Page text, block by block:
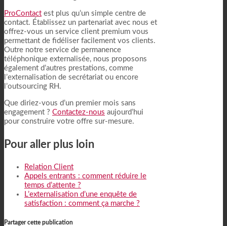
ProContact est plus qu’un simple centre de
contact. Établissez un partenariat avec nous et
offrez-vous un service client premium vous
permettant de fidéliser facilement vos clients.
Outre notre service de permanence
téléphonique externalisée, nous proposons
également d’autres prestations, comme
l’externalisation de secrétariat ou encore
l’outsourcing RH.
Que diriez-vous d’un premier mois sans
engagement ? Contactez-nous aujourd’hui
pour construire votre offre sur-mesure.
Pour aller plus loin
Relation Client
Appels entrants : comment réduire le
temps d’attente ?
L’externalisation d’une enquête de
satisfaction : comment ça marche ?
Partager cette publication